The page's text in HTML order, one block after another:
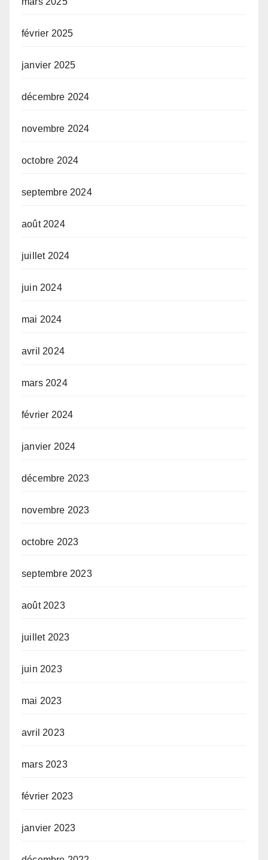
février 2025
janvier 2025
décembre 2024
novembre 2024
octobre 2024
septembre 2024
août 2024
juillet 2024
juin 2024
mai 2024
avril 2024
mars 2024
février 2024
janvier 2024
décembre 2023
novembre 2023
octobre 2023
septembre 2023
août 2023
juillet 2023
juin 2023
mai 2023
avril 2023
mars 2023
février 2023
janvier 2023